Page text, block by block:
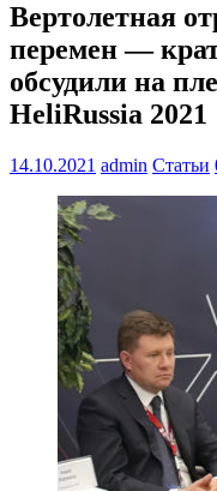
Вертолетная
перемен —
обсудили на
HeliRussia 2021
14.10.2021 admin Статьи